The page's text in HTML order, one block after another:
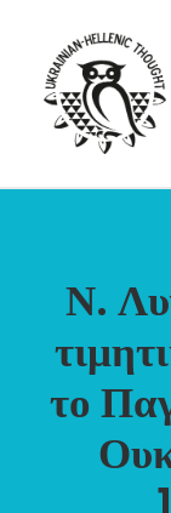
ФОРУМ
ПРО НАС
“ВІСНИК”/
Ν.
το